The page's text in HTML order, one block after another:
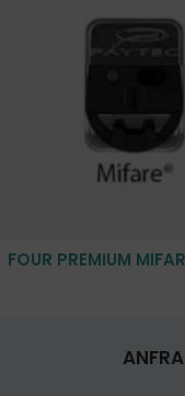
FOUR PREMIUM